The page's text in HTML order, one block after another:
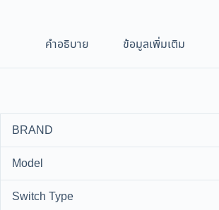
คำอธิบาย ข้อมูลเพิ่มเติม
BRAND
Model
Switch Type